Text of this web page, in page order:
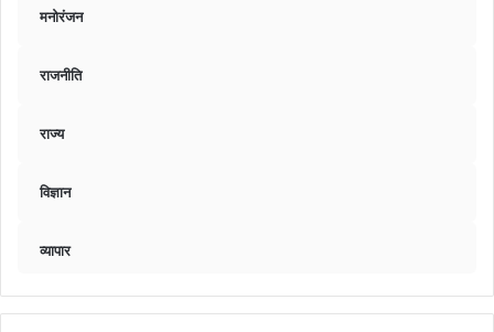
मनोरंजन
राजनीति
राज्य
विज्ञान
व्यापार